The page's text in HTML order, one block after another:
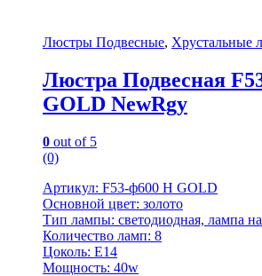
Люстры Подвесные, Хрустальные
Люстра Подвесная
GOLD NewRgy
0 out of 5
(0)
Артикул: F53-ф600 H GOLD
Основной цвет: золото
Тип лампы: светодиодная, лампа
Количество ламп: 8
Цоколь: E14
Мощность: 40w